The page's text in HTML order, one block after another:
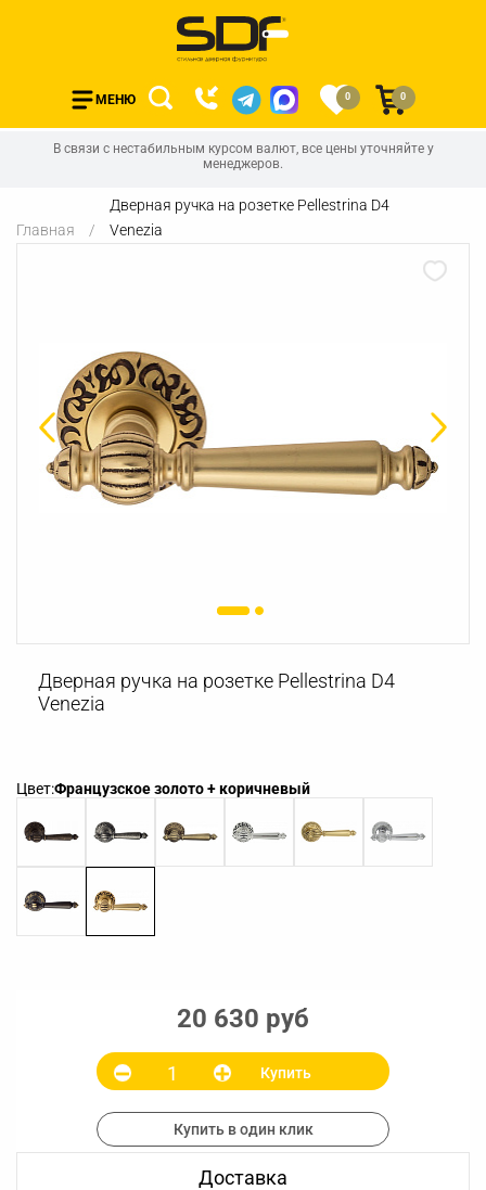
МЕНЮ 0 0
В связи с нестабильным курсом валют, все цены уточняйте у
менеджеров.
Главная
Дверная ручка на розетке Pellestrina D4
Venezia
Дверная ручка на розетке Pellestrina D4
Venezia
Цвет:Французское золото + коричневый
20 630 руб
Купить
Купить в один клик
Доставка